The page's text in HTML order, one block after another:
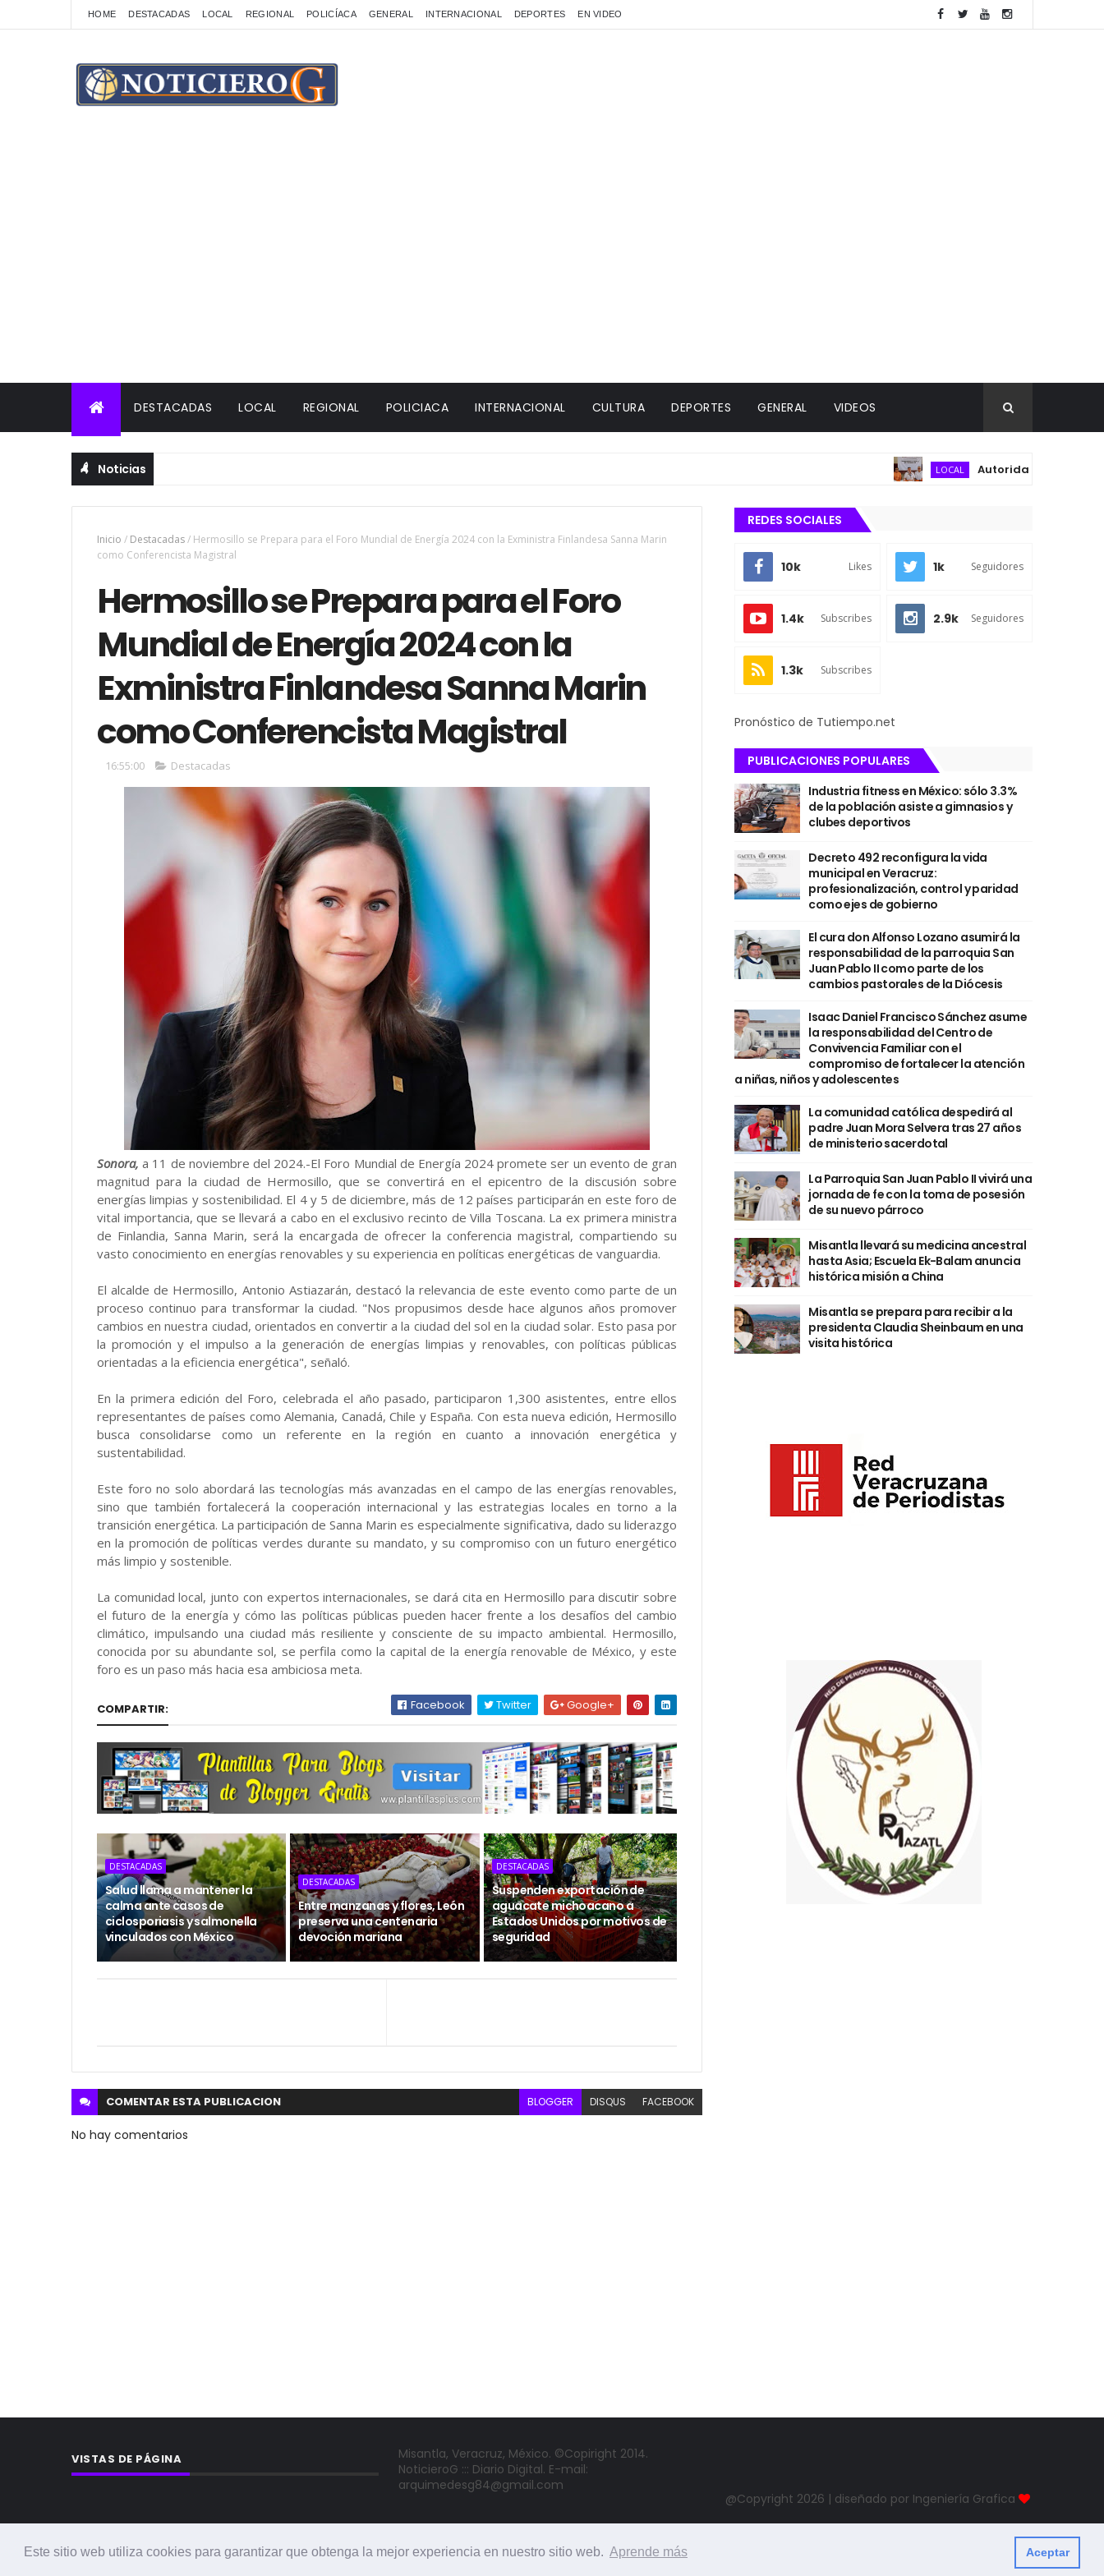
Este sitio web utiliza cookies para garantizar que obtenga la mejor experiencia en nuestro sitio web. Aprende más Aceptar
HOME DESTACADAS LOCAL REGIONAL POLICÍACA GENERAL INTERNACIONAL DEPORTES EN VIDEO
DESTACADAS LOCAL REGIONAL POLICIACA INTERNACIONAL CULTURA DEPORTES GENERAL VIDEOS
Noticias LOCAL Autoridades municipales y
Inicio / Destacadas/ Hermosillo se Prepara para el Foro Mundial de Energía 2024 con la Exministra Finlandesa Sanna Marin
como Conferencista Magistral
Hermosillo se Prepara para el Foro
Mundial de Energía 2024 con la
Exministra Finlandesa Sanna Marin
como Conferencista Magistral
16:55:00 Destacadas
Sonora,a 11 de noviembre del 2024.-El Foro Mundial de Energía 2024 promete ser un evento de gran
magnitud para la ciudad de Hermosillo, que se convertirá en el epicentro de la discusión sobre
energías limpias y sostenibilidad. El 4 y 5 de diciembre, más de 12 países participarán en este foro de
vital importancia, que se llevará a cabo en el exclusivo recinto de Villa Toscana. La ex primera ministra
de Finlandia, Sanna Marin, será la encargada de ofrecer la conferencia magistral, compartiendo su
vasto conocimiento en energías renovables y su experiencia en políticas energéticas de vanguardia.
El alcalde de Hermosillo, Antonio Astiazarán, destacó la relevancia de este evento como parte de un
proceso continuo para transformar la ciudad. "Nos propusimos desde hace algunos años promover
cambios en nuestra ciudad, orientados en convertir a la ciudad del sol en la ciudad solar. Esto pasa por
la promoción y el impulso a la generación de energías limpias y renovables, con políticas públicas
orientadas a la eficiencia energética", señaló.
En la primera edición del Foro, celebrada el año pasado, participaron 1,300 asistentes, entre ellos
representantes de países como Alemania, Canadá, Chile y España. Con esta nueva edición, Hermosillo
busca consolidarse como un referente en la región en cuanto a innovación energética y
sustentabilidad.
Este foro no solo abordará las tecnologías más avanzadas en el campo de las energías renovables,
sino que también fortalecerá la cooperación internacional y las estrategias locales en torno a la
transición energética. La participación de Sanna Marin es especialmente significativa, dado su liderazgo
en la promoción de políticas verdes durante su mandato, y su compromiso con un futuro energético
más limpio y sostenible.
La comunidad local, junto con expertos internacionales, se dará cita en Hermosillo para discutir sobre
el futuro de la energía y cómo las políticas públicas pueden hacer frente a los desafíos del cambio
climático, impulsando una ciudad más resiliente y consciente de su impacto ambiental. Hermosillo,
conocida por su abundante sol, se perfila como la capital de la energía renovable de México, y este
foro es un paso más hacia esa ambiciosa meta.
COMPARTIR: Facebook Twitter Google+
DESTACADAS
Salud llama a mantener la
calma ante casos de
ciclosporiasis y salmonella
vinculados con México
DESTACADAS
Entre manzanas y flores, León
preserva una centenaria
devoción mariana
DESTACADAS
Suspenden exportación de
aguacate michoacano a
Estados Unidos por motivos de
seguridad
COMENTAR ESTA PUBLICACION BLOGGER DISQUS FACEBOOK
No hay comentarios
REDES SOCIALES
10k Likes 1k Seguidores
1.4k Subscribes 2.9k Seguidores
1.3k Subscribes
Pronóstico de Tutiempo.net
PUBLICACIONES POPULARES
Industria fitness en México: sólo 3.3%
de la población asiste a gimnasios y
clubes deportivos
Decreto 492 reconfigura la vida
municipal en Veracruz:
profesionalización, control y paridad
como ejes de gobierno
El cura don Alfonso Lozano asumirá la
responsabilidad de la parroquia San
Juan Pablo II como parte de los
cambios pastorales de la Diócesis
Isaac Daniel Francisco Sánchez asume
la responsabilidad del Centro de
Convivencia Familiar con el
compromiso de fortalecer la atención
a niñas, niños y adolescentes
La comunidad católica despedirá al
padre Juan Mora Selvera tras 27 años
de ministerio sacerdotal
La Parroquia San Juan Pablo II vivirá una
jornada de fe con la toma de posesión
de su nuevo párroco
Misantla llevará su medicina ancestral
hasta Asia; Escuela Ek-Balam anuncia
histórica misión a China
Misantla se prepara para recibir a la
presidenta Claudia Sheinbaum en una
visita histórica
VISTAS DE PÁGINA
Misantla, Veracruz, México. ©Copiright 2014.
NoticieroG ::: Diario Digital. E-mail:
arquimedesg84@gmail.com
@Copyright 2026 | diseñado por Ingeniería Grafica
ThemeXpose